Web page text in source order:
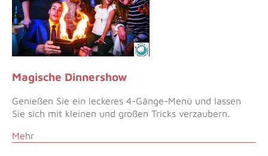
Magische Dinnershow
Genießen Sie ein leckeres 4-Gänge-Menü und lassen
Sie sich mit kleinen und großen Tricks verzaubern.
Mehr